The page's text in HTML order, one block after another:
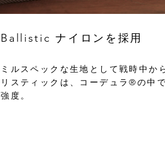
Ballistic ナイロンを採用
ミルスペックな生地として戦時中か
リスティックは、コーデュラ®の中
強度。